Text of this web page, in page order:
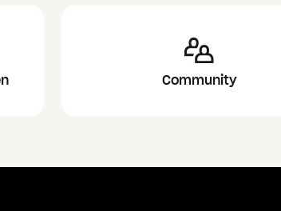
Community